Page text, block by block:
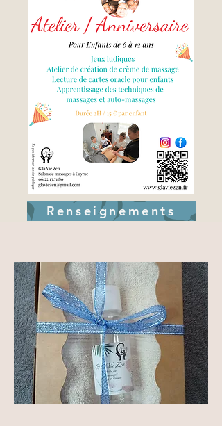
Renseignements